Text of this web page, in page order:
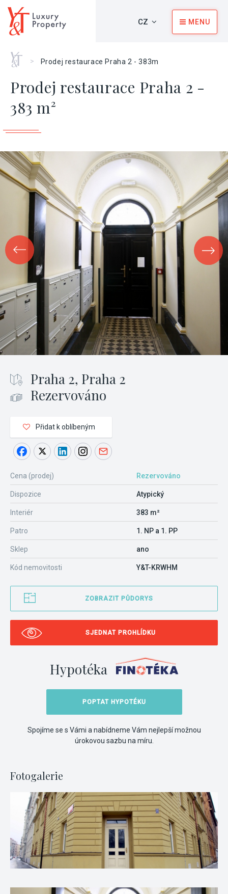
CZ MENU
Home
> Prodej restaurace Praha 2 - 383m
Prodej restaurace Praha 2 -
383 m²
Praha 2, Praha 2
Rezervováno
Přidat k oblíbeným
Cena (prodej) Rezervováno
Dispozice Atypický
Interiér 383 m²
Patro 1. NP a 1. PP
Sklep ano
Kód nemovitosti Y&T-KRWHM
ZOBRAZIT PŮDORYS
SJEDNAT PROHLÍDKU
Hypotéka
POPTAT HYPOTÉKU
Spojíme se s Vámi a nabídneme Vám nejlepší možnou
úrokovou sazbu na míru.
Fotogalerie